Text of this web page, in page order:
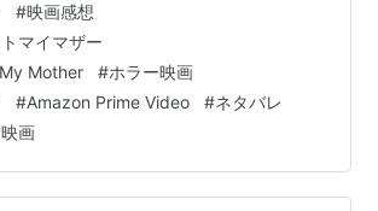
ーと祖母リタは、その違和感に気づき
母の常軌を逸した行動はエスカレート
の母は“別モノ”だ」と確信する。アイル
をベースにしたサイコホラー映画『ユ
・マイ・マザー』の恐怖と魅力を深く
ます。
#映画感想
マイマザー
Mother #ホラー映画
#Amazon Prime Video #ネタバレ
画